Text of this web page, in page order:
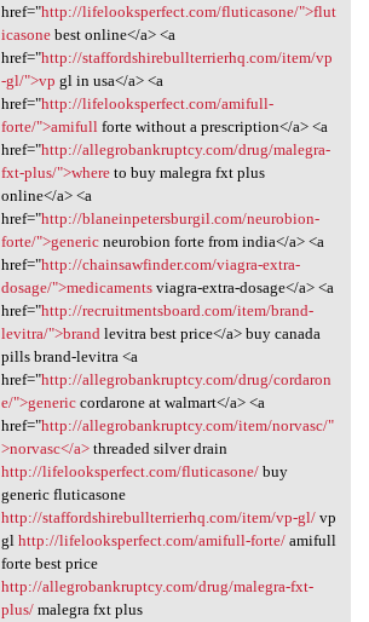
href="http://lifelooksperfect.com/fluticasone/">flut
icasonebest online</a> <a
href="http://staffordshirebullterrierhq.com/item/vp
-gl/">vp gl in usa</a> <a
href="http://lifelooksperfect.com/amifull-
forte/">amifullforte without a prescription</a> <a
href="http://allegrobankruptcy.com/drug/malegra-
fxt-plus/">whereto buy malegra fxt plus
online</a> <a
href="http://blaneinpetersburgil.com/neurobion-
forte/">genericneurobion forte from india</a> <a
href="http://chainsawfinder.com/viagra-extra-
dosage/">medicamentsviagra-extra-dosage</a> <a
href="http://recruitmentsboard.com/item/brand-
levitra/">brandlevitra best price</a> buy canada
pills brand-levitra <a
href="http://allegrobankruptcy.com/drug/cordaron
e/">genericcordarone at walmart</a> <a
href="http://allegrobankruptcy.com/item/norvasc/"
>norvasc</a>threaded silver drain
http://lifelooksperfect.com/fluticasone/buy
generic fluticasone
http://staffordshirebullterrierhq.com/item/vp-gl/vp
gl http://lifelooksperfect.com/amifull-forte/amifull
forte best price
http://allegrobankruptcy.com/drug/malegra-fxt-
plus/malegra fxt plus